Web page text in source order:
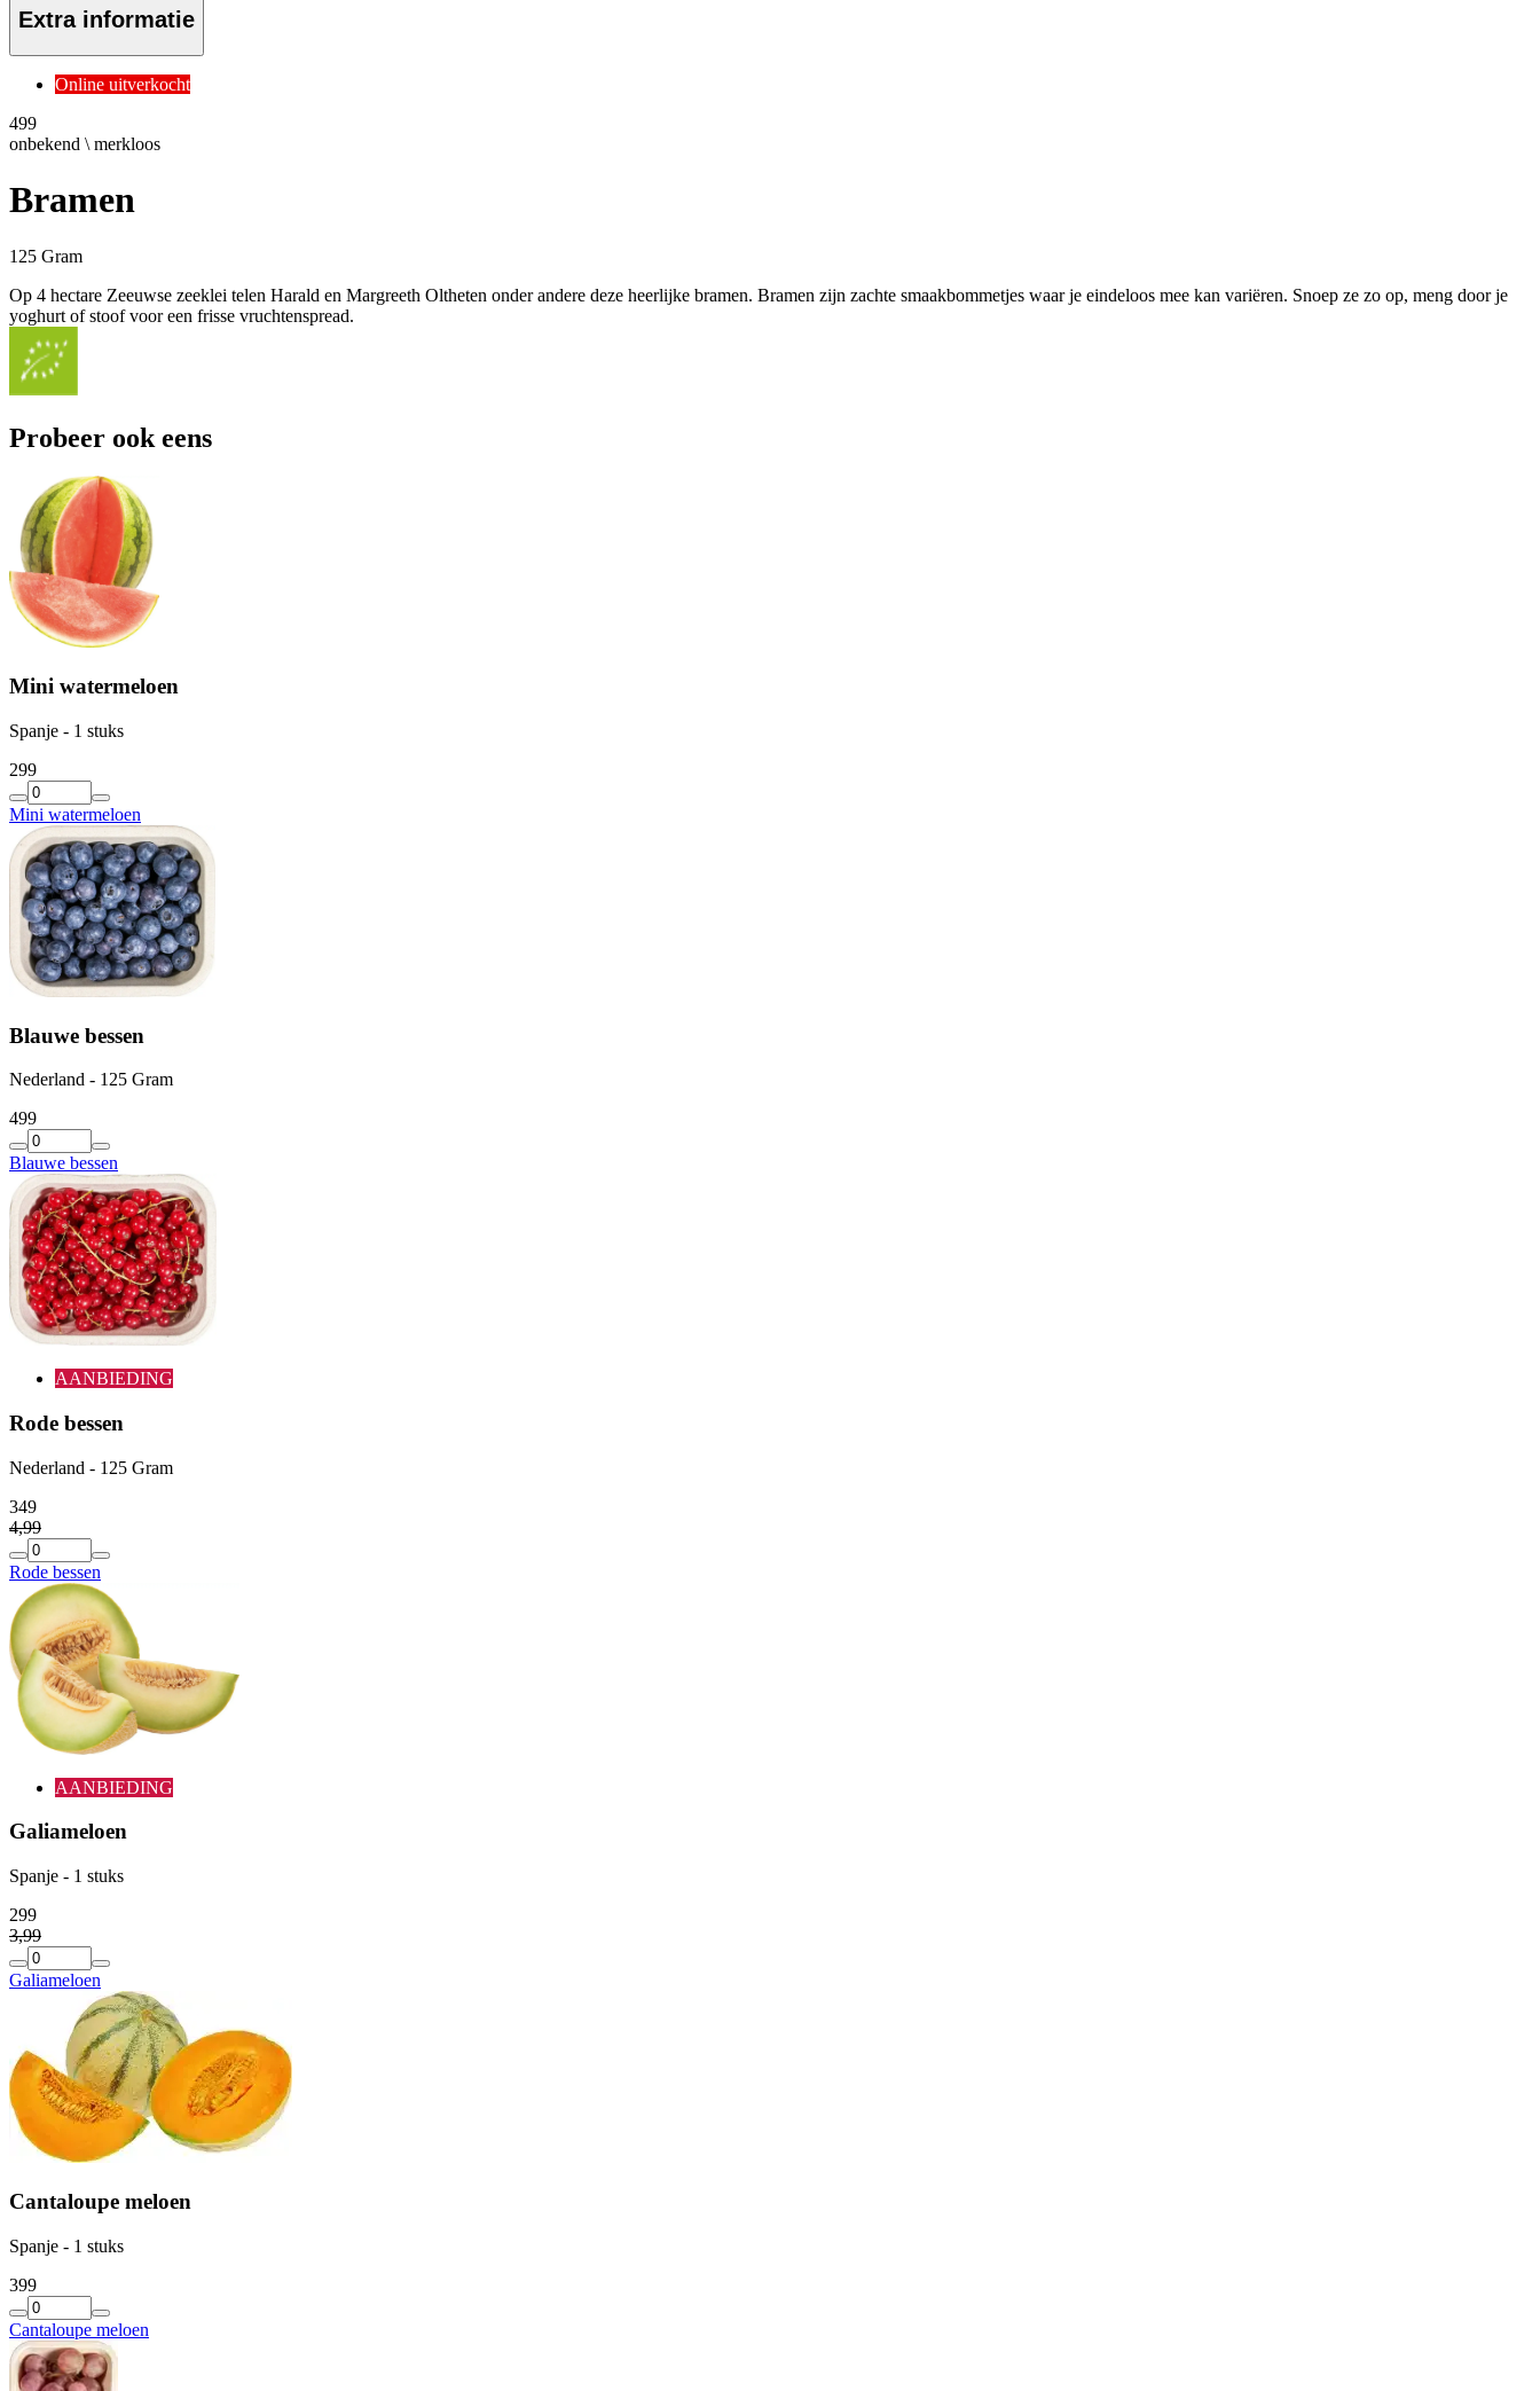
Extra informatie
Online uitverkocht
499
onbekend \ merkloos
Bramen
125 Gram
Op 4 hectare Zeeuwse zeeklei telen Harald en Margreeth Oltheten onder andere deze heerlijke bramen. Bramen zijn zachte smaakbommetjes waar je eindeloos mee kan variëren. Snoep ze zo op, meng door je
yoghurt of stoof voor een frisse vruchtenspread.
Probeer ook eens
Mini watermeloen
Spanje - 1 stuks
299
Mini watermeloen
Blauwe bessen
Nederland - 125 Gram
499
Blauwe bessen
AANBIEDING
Rode bessen
Nederland - 125 Gram
349
4,99
Rode bessen
AANBIEDING
Galiameloen
Spanje - 1 stuks
299
3,99
Galiameloen
Cantaloupe meloen
Spanje - 1 stuks
399
Cantaloupe meloen